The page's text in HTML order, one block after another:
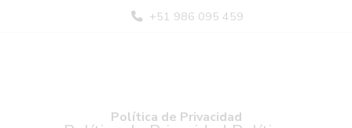
+51 986 095 459
Política de Privacidad